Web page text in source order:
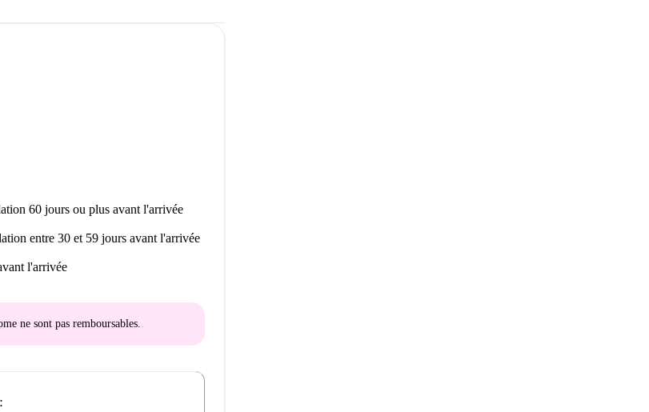
60 jours ou plus avant l'arrivée
entre 30 et 59 jours avant l'arrivée
l'arrivée
ne sont pas remboursables.